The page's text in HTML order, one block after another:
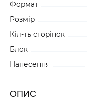
Формат
Розмір
Кіл-ть сторінок
Блок
Нанесення
ОПИС